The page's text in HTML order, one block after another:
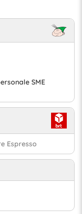
SME
Espresso